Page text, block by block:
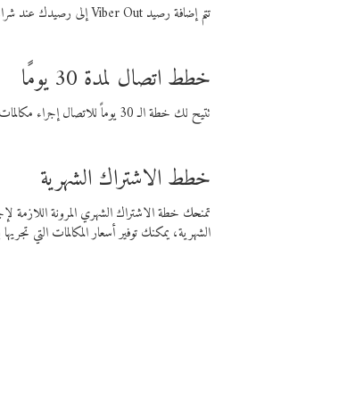
تتم إضافة رصيد Viber Out إلى رصيدك عند شراء أي مبلغ. باستخدام رصيدك، يمكنك إجراء مكالمات إلى أي رقم في العالم بأسعار فايبر المنخفضة.
خطط اتصال لمدة 30 يومًا
تتيح لك خطة الـ 30 يوماً للاتصال إجراء مكالمات دولية إلى الوجهة التي تختارها لمدة 30 يوماً بأسعار فايبر المنخفضة.
خطط الاشتراك الشهرية
تمنحك خطة الاشتراك الشهري المرونة
الشهرية، يمكنك توفير أسعار المكالمات التي